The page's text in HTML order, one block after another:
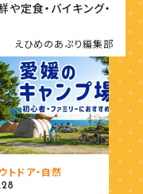
定食・バイキング・
えひめのあぷり編集部
トドア・自然